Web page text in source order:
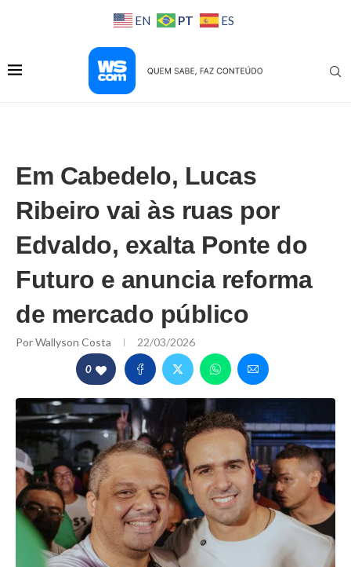
EN PT ES
Em Cabedelo, Lucas
Ribeiro vai às ruas por
Edvaldo, exalta Ponte do
Futuro e anuncia reforma
de mercado público
PorWallyson Costa 22/03/2026
0